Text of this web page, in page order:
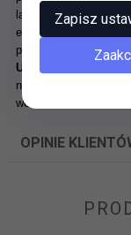
lakieru. Choć soft
elastycznością i
powstałe podczas
Uwaga!
Moczymy po
nie zawijają się
wówczas
OPINIE